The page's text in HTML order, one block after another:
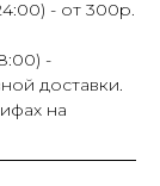
- от 300р.
-
доставки.
на